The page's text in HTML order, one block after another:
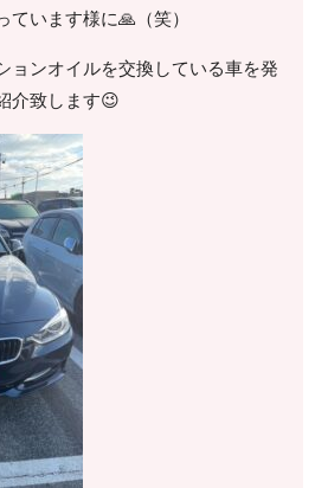
います様に🙏（笑）
ョンオイルを交換している車を発
介致します😉